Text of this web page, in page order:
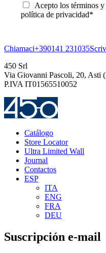
Acepto los términos y
política de privacidad*
Chiamaci+390141 231035
450 Srl
Via Giovanni Pascoli, 20, Asti
P.IVA IT01565510052
Catálogo
Store Locator
Ultra Limited Wall
Journal
Contactos
ESP
ITA
ENG
FRA
DEU
Suscripción e-mail